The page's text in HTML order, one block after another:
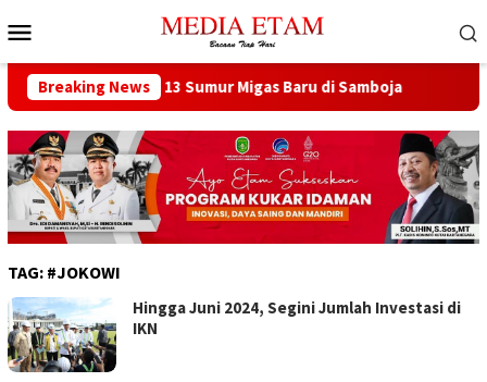
ke
Mobile
Breaking News
Buka 13 Sumur Migas Baru di Samboja
TAG: #JOKOWI
Hingga Juni 2024, Segini Jumlah Investasi di
IKN